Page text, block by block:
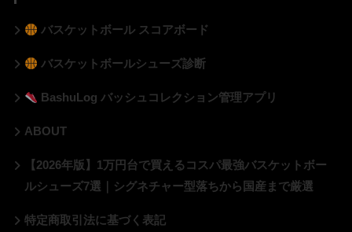
バスケットボール スコアボード
バスケットボールシューズ診断
BashuLog バッシュコレクション管理アプリ
ABOUT
【2026年版】1万円台で買えるコスパ最強バスケットボー
ルシューズ7選｜シグネチャー型落ちから国産まで厳選
特定商取引法に基づく表記